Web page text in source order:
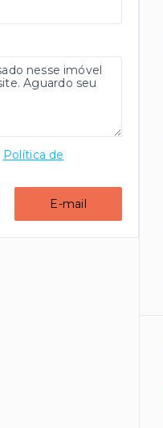
Política de
E-mail